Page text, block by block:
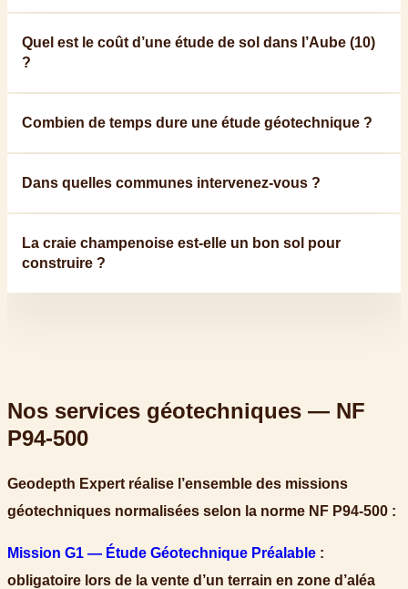
Quel est le coût d’une étude de sol dans l’Aube (10)
?
Combien de temps dure une étude géotechnique ?
Dans quelles communes intervenez-vous ?
La craie champenoise est-elle un bon sol pour
construire ?
Nos services géotechniques — NF
P94-500
Geodepth Expert réalise l’ensemble des missions
géotechniques normalisées selon la norme NF P94-500 :
Mission G1 — Étude Géotechnique Préalable :
obligatoire lors de la vente d’un terrain en zone d’aléa